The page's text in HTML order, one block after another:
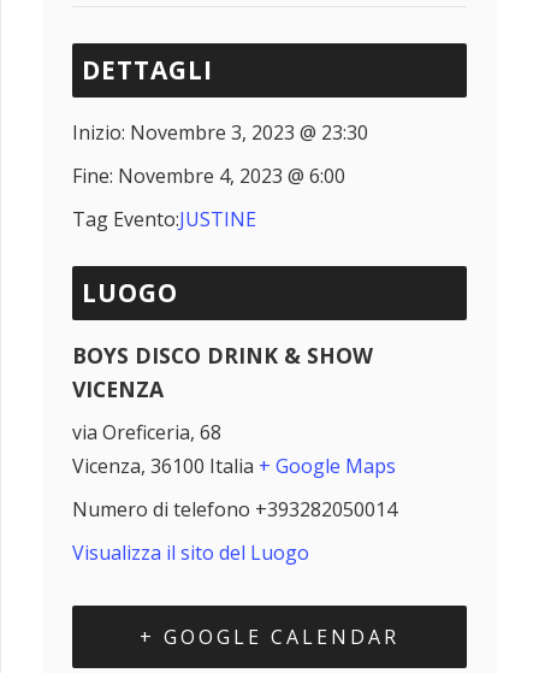
DETTAGLI
Inizio: Novembre 3, 2023 @ 23:30
Fine: Novembre 4, 2023 @ 6:00
Tag Evento:JUSTINE
LUOGO
BOYS DISCO DRINK & SHOW
VICENZA
via Oreficeria, 68
Vicenza, 36100 Italia + Google Maps
Numero di telefono +393282050014
Visualizza il sito del Luogo
+ GOOGLE CALENDAR